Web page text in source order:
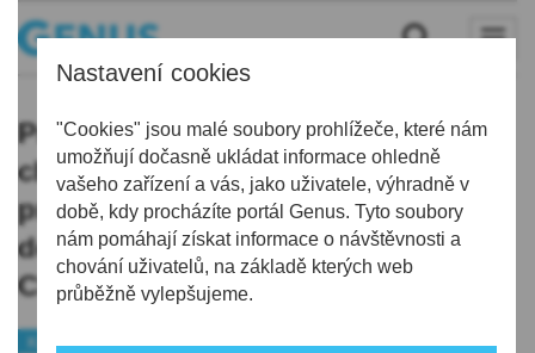
Nastavení cookies
"Cookies" jsou malé soubory prohlížeče, které nám
umožňují dočasně ukládat informace ohledně
vašeho zařízení a vás, jako uživatele, výhradně v
době, kdy procházíte portál Genus. Tyto soubory
nám pomáhají získat informace o návštěvnosti a
chování uživatelů, na základě kterých web
průběžně vylepšujeme.
Prezident republiky Petr Pavel s
chotí navštíví 10. a 11.
prosince Liberecký kraj. Podívá se i
do Centra vojenské kynologie v
Chotyni
Kraj